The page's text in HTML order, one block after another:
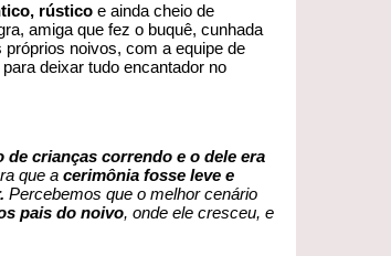
rústico e ainda cheio de
amiga que fez o buquê, cunhada
noivos, com a equipe de
deixar tudo encantador no
de crianças correndo e o dele era
que a cerimônia fosse leve e
Percebemos que o melhor cenário
pais do noivo, onde ele cresceu, e